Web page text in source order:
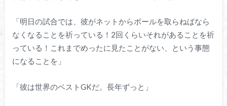
「明日の試合では、彼がネットからボールを取らねばなら
なくなることを祈っている！2回くらいそれがあることを祈
っている！これまでめったに見たことがない、という事態
になることを」
「彼は世界のベストGKだ。長年ずっと」